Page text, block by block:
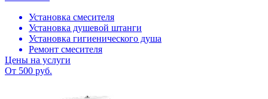
Установка смесителя
Установка душевой штанги
Установка гигиенического душа
Ремонт смесителя
Цены на услуги
От 500 руб.